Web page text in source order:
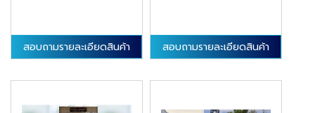
สอบถามรายละเอียดสินค้า สอบถามรายละเอียดสินค้า